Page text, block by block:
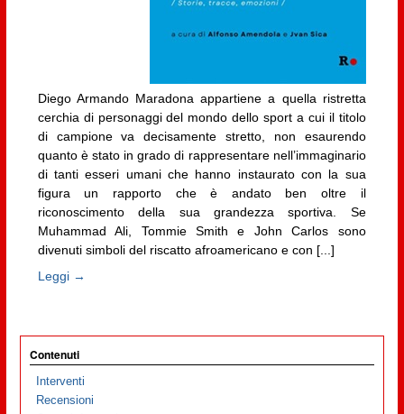
Diego Armando Maradona appartiene a quella ristretta
cerchia di personaggi del mondo dello sport a cui il titolo
di campione va decisamente stretto, non esaurendo
quanto è stato in grado di rappresentare nell’immaginario
di tanti esseri umani che hanno instaurato con la sua
figura un rapporto che è andato ben oltre il
riconoscimento della sua grandezza sportiva. Se
Muhammad Ali, Tommie Smith e John Carlos sono
divenuti simboli del riscatto afroamericano e con [...]
Leggi →
Contenuti
Interventi
Recensioni